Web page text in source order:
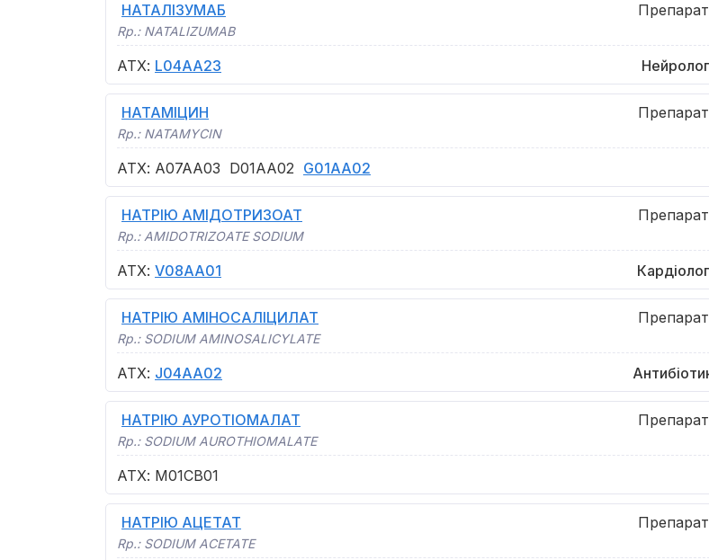
НАТАЛІЗУМАБ
Rp.: NATALIZUMAB
АТХ: L04AA23
НАТАМІЦИН
Rp.: NATAMYCIN
АТХ: A07AA03 D01AA02 G01AA02
НАТРІЮ АМІДОТРИЗОАТ
Rp.: AMIDOTRIZOATE SODIUM
АТХ: V08AA01
НАТРІЮ АМІНОСАЛІЦИЛАТ
Rp.: SODIUM AMINOSALICYLATE
АТХ: J04AA02
НАТРІЮ АУРОТІОМАЛАТ
Rp.: SODIUM AUROTHIOMALATE
АТХ: M01CB01
НАТРІЮ АЦЕТАТ
Rp.: SODIUM ACETATE